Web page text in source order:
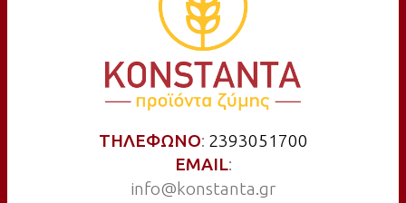
ΤΗΛΕΦΩΝΟ: 2393051700
ΕΜΑΙL:
info@konstanta.gr